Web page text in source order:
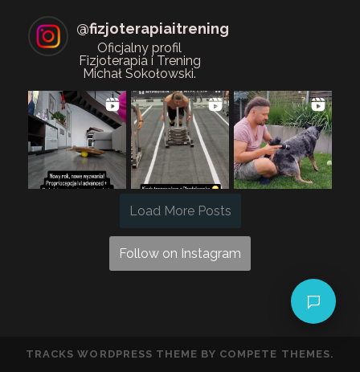
@fizjoterapiaitrening
Oficjalny profil
Fizjoterapia i Trening
Michał Sokołowski.
Load More Posts
Follow on Instagram
TRACKS WORDPRESS THEME BY COMPETE THEMES.